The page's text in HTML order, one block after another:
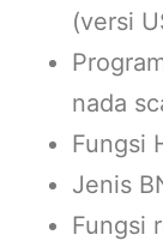
(versi
nada
Fungsi
Jenis
Fungsi